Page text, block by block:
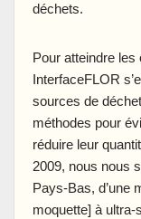
déchets.
Pour atteindre
InterfaceFLOR
sources de
méthodes pour
réduire leur
2009, nous nous
Pays-Bas, d’une
moquette] à